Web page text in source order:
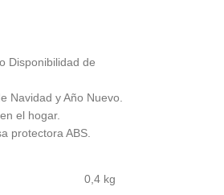
Disponibilidad de
Navidad y Año Nuevo.
el hogar.
protectora ABS.
0,4 kg